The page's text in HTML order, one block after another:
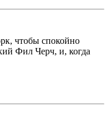
чтобы спокойно
Фил Черч, и, когда